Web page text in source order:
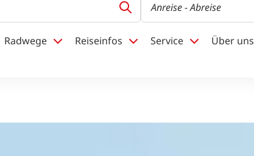
Anreise- Abreise
Radwege Reiseinfos Service Über uns